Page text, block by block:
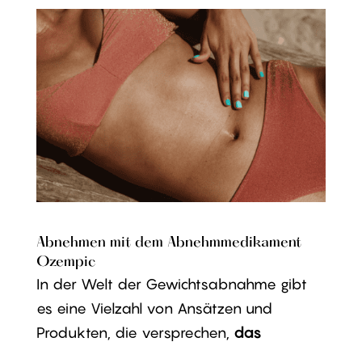
Abnehmen mit dem Abnehmmedikament
Ozempic
In der Welt der Gewichtsabnahme gibt
es eine Vielzahl von Ansätzen und
Produkten, die versprechen, das